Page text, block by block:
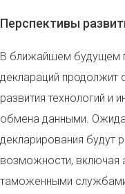
Перспективы
В ближайшем будущем
деклараций продолжит
развития технологий и
обмена данными.
декларирования будут
возможности, включая
таможенными